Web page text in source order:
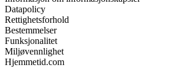
Datapolicy
Rettighetsforhold
Bestemmelser
Funksjonalitet
Miljøvennlighet
Hjemmetid.com